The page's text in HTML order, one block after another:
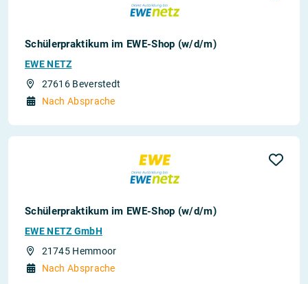
Schülerpraktikum im EWE-Shop (w/d/m)
EWE NETZ
27616 Beverstedt
Nach Absprache
Schülerpraktikum im EWE-Shop (w/d/m)
EWE NETZ GmbH
21745 Hemmoor
Nach Absprache